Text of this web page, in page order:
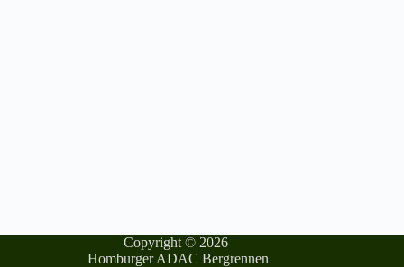
Copyright © 2026
Homburger ADAC Bergrennen